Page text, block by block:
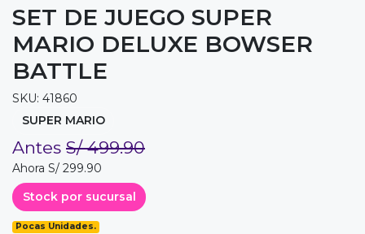
SET DE JUEGO SUPER
MARIO DELUXE BOWSER
BATTLE
SKU: 41860
SUPER MARIO
Antes S/ 499.90
Ahora S/ 299.90
Stock por sucursal
Pocas Unidades.